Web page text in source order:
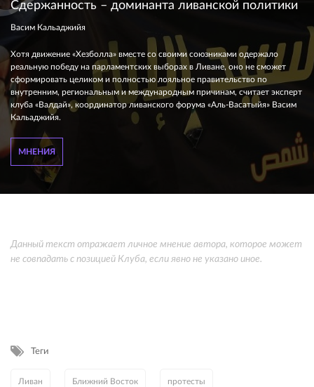
Сдержанность – доминанта ливанской политики
Васим Кальаджийя
Хотя движение «Хезболла» вместе со своими союзниками одержало
реальную победу на парламентских выборах в Ливане, оно не сможет
сформировать целиком и полностью лояльное правительство по
внутренним, региональным и международным причинам, считает эксперт
клуба «Валдай», координатор ливанского форума «Аль-Васатыйя» Васим
Кальаджийя.
МНЕНИЯ
Данный текст отражает личное мнение автора, которое может
не совпадать с позицией Клуба, если явно не указано иное.
Теги
Ливан Ближний Восток протесты